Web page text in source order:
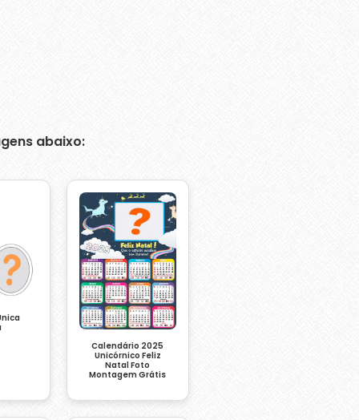
abaixo:
Calendário 2025
Unicórnico Feliz
Natal Foto
Montagem Grátis